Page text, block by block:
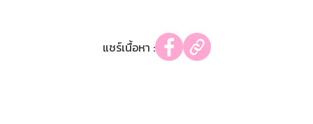
แชร์เนื้อหา :